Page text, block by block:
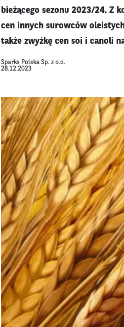
bieżącego sezonu 2023/24. Z
cen innych surowców
także zwyżkę cen soi i canoli
Sparks Polska Sp. z o.o.
28.12.2023